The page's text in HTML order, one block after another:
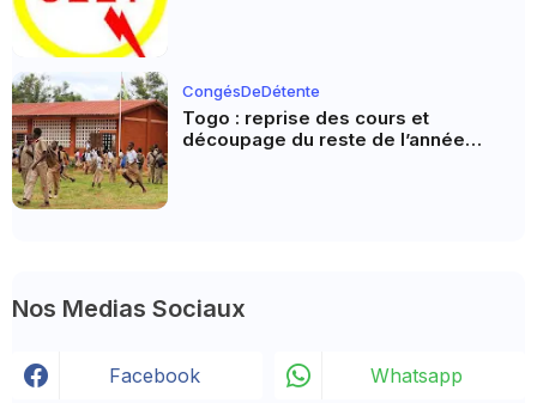
CongésDeDétente
Togo : reprise des cours et
découpage du reste de l’année
Nos Medias Sociaux
Facebook Whatsapp